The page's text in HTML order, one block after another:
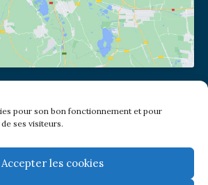
pour son bon fonctionnement et pour
ses visiteurs.
Accepter les cookies
adresse)
- 75018
ou Simplon